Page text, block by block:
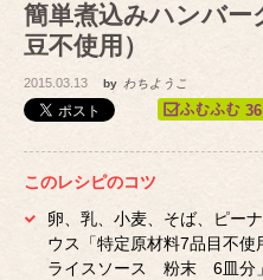
簡単煮込みハンバー
豆不使用）
2015.03.13 by わちようこ
36
このレシピのコツ
卵、乳、小麦、そば、ピー
ウス「特定原材料7品目不
ライスソース 粉末 6皿分